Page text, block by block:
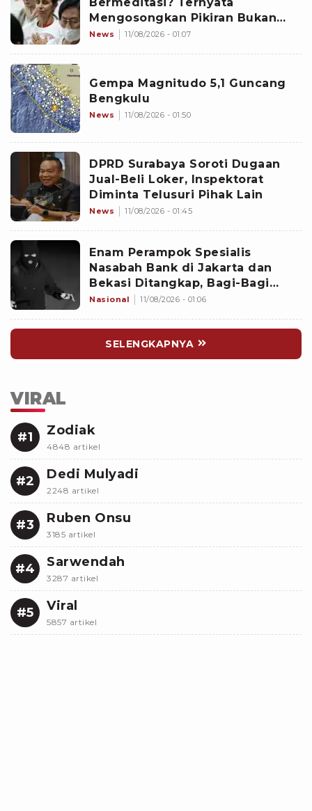
Mengosongkan Pikiran Bukan
Satu-satunya Cara
News 11/08/2026 - 01:07
Gempa Magnitudo 5,1 Guncang
Bengkulu
News 11/08/2026 - 01:50
DPRD Surabaya Soroti Dugaan
Jual-Beli Loker, Inspektorat
Diminta Telusuri Pihak Lain
News 11/08/2026 - 01:45
Enam Perampok Spesialis
Nasabah Bank di Jakarta dan
Bekasi Ditangkap, Bagi-Bagi
Tugas Terstruktur
Nasional 11/08/2026 - 01:06
SELENGKAPNYA
VIRAL
#1 Zodiak
4848 artikel
#2 Dedi Mulyadi
2248 artikel
#3 Ruben Onsu
3185 artikel
#4 Sarwendah
3287 artikel
#5 Viral
5857 artikel